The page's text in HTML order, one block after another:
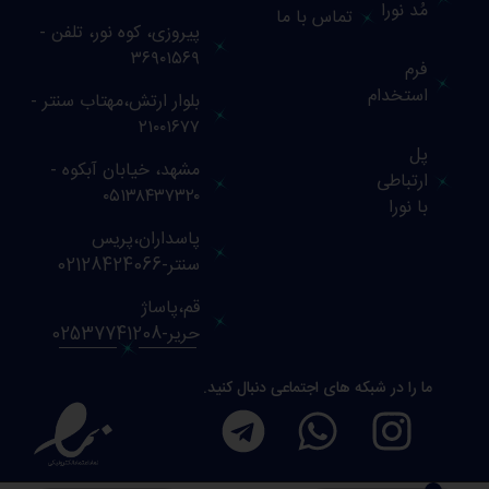
مُد نورا
فرم
استخدام
پل
ارتباطی
با نورا
تماس با ما
پیروزی، کوه نور، تلفن -
۳۶۹۰۱۵۶۹
بلوار ارتش،مهتاب سنتر -
۲۱۰۰۱۶۷۷
مشهد، خیابان آبکوه -
۰۵۱۳۸۴۳۷۳۲۰
پاسداران،پریس
سنتر-02128424066
قم،پاساژ
حریر-02537741208
ما را در شبکه های اجتماعی دنبال کنید.